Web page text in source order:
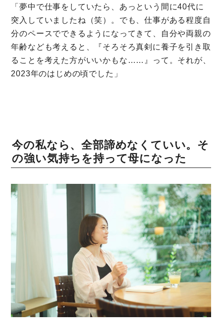
「夢中で仕事をしていたら、あっという間に40代に
突入していましたね（笑）。でも、仕事がある程度自
分のペースでできるようになってきて、自分や両親の
年齢なども考えると、『そろそろ真剣に養子を引き取
ることを考えた方がいいかもな……』って。それが、
2023年のはじめの頃でした」
今の私なら、全部諦めなくていい。そ
の強い気持ちを持って母になった